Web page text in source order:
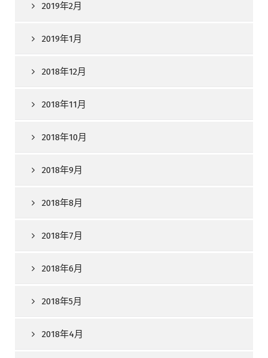
2019年2月
2019年1月
2018年12月
2018年11月
2018年10月
2018年9月
2018年8月
2018年7月
2018年6月
2018年5月
2018年4月